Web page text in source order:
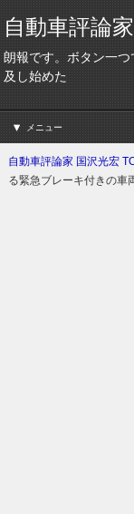
自動車評論
朗報です。ボタン一
及し始めた
メニュー
自動車評論家 国沢光宏
る緊急ブレーキ付きの車